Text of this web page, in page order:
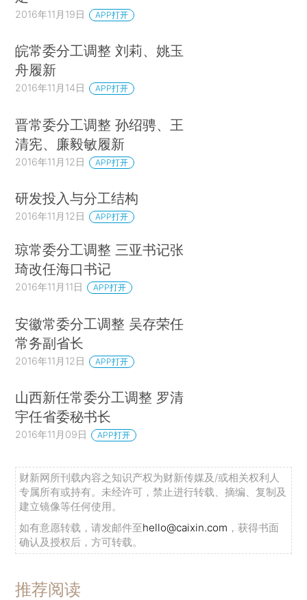
2016年11月19日 APP打开
皖常委分工调整 刘莉、姚玉
舟履新
2016年11月14日 APP打开
晋常委分工调整 孙绍骋、王
清宪、廉毅敏履新
2016年11月12日 APP打开
研发投入与分工结构
2016年11月12日 APP打开
琼常委分工调整 三亚书记张
琦改任海口书记
2016年11月11日 APP打开
安徽常委分工调整 吴存荣任
常务副省长
2016年11月12日 APP打开
山西新任常委分工调整 罗清
宇任省委秘书长
2016年11月09日 APP打开
财新网所刊载内容之知识产权为财新传媒及/或相关权利人
专属所有或持有。未经许可，禁止进行转载、摘编、复制及
建立镜像等任何使用。
如有意愿转载，请发邮件至hello@caixin.com ，获得书面
确认及授权后，方可转载。
推荐阅读